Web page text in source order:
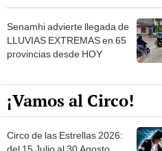
Senamhi advierte llegada de
LLUVIAS EXTREMAS en 65
provincias desde HOY
¡Vamos al Circo!
Circo de las Estrellas 2026: